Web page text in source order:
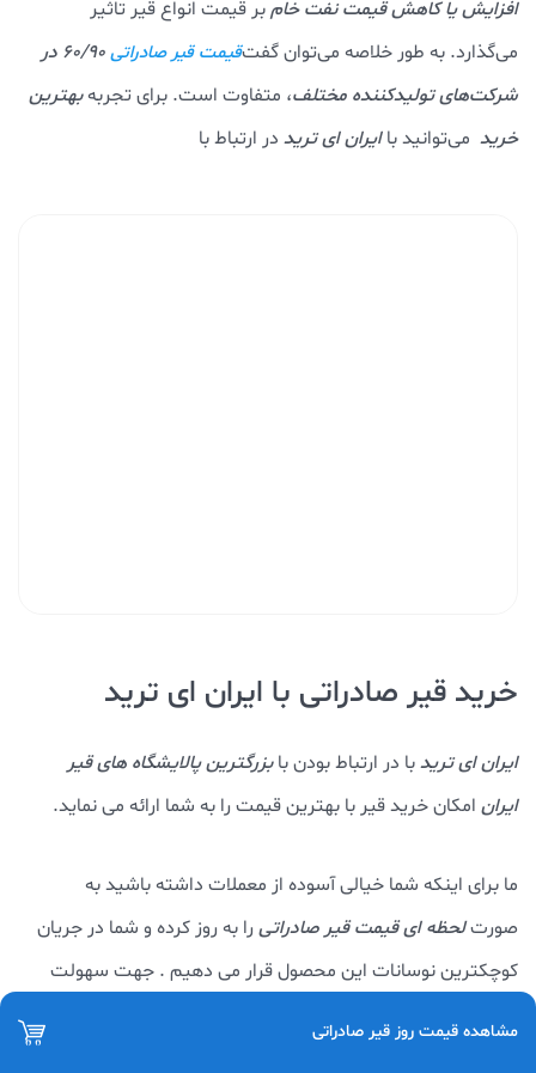
افزایش یا کاهش قیمت نفت خامبر قیمت انواع قیر تاثیر
می‌گذارد. به طور خلاصه می‌توان گفتقیمت قیر صادراتی
60/90 در
شرکت‌های تولیدکننده مختلف، متفاوت است. برای تجربهبهترین
خرید می‌توانید باایران ای ترید در ارتباط با
خرید قیر صادراتی با ایران ای ترید
ایران ای تریدبا در ارتباط بودن بابزرگترین پالایشگاه های قیر
ایران امکان خرید قیر با بهترین قیمت را به شما ارائه می نماید.
ما برای اینکه شما خیالی آسوده از معملات داشته باشید به
صورتلحظه ای قیمت قیر صادراتی را به روز کرده و شما در جریان
کوچکترین نوسانات این محصول قرار می دهیم . جهت سهولت
مشاهده قیمت روز قیر صادراتی